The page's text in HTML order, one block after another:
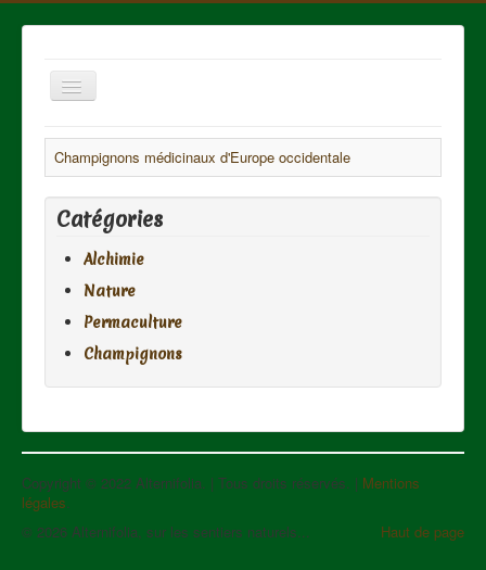
Basculer
la
Alternifolia
Sur les sentiers naturels...
Accueil
Intervenants
Articles
Contact
Champignons médicinaux d'Europe occidentale
Catégories
Alchimie
Nature
Permaculture
Champignons
Copyright © 2022 Alternifolia. | Tous droits réservés. | Mentions
légales.
Haut de page
© 2026 Alternifolia, sur les sentiers naturels...